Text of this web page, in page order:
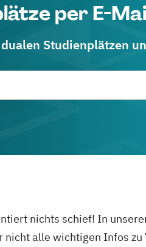
per E-
Studienplätzen
nichts schief! In
alle wichtigen Infos zu